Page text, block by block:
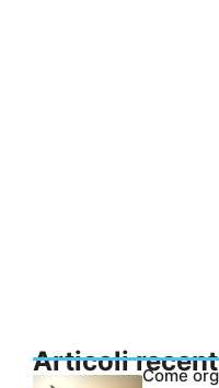
Articoli
Come